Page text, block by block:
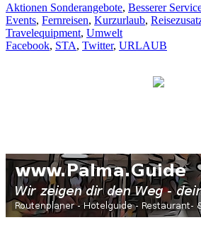
Aktionen Sonderangebote, Besserer
Events, Fernreisen, Kurzurlaub,
Travelequipment, Umwelt
Facebook, STA, Twitter, URLAUB